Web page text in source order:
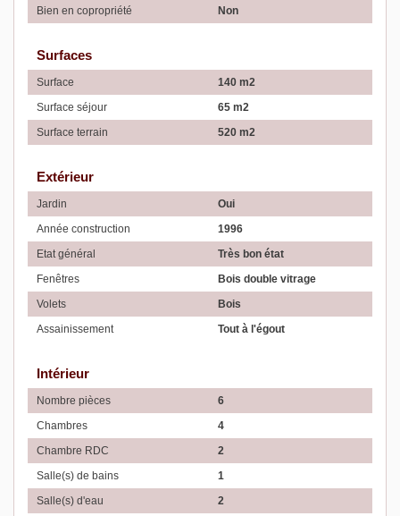
Bien en copropriété Non
Surfaces
Surface
140 m2
Surface séjour
65 m2
Surface terrain
520 m2
Extérieur
Jardin
Oui
Année construction
1996
Etat général
Très bon état
Fenêtres
Bois double vitrage
Volets
Bois
Assainissement
Tout à l'égout
Intérieur
Nombre pièces
6
Chambres
4
Chambre RDC
2
Salle(s) de bains
1
Salle(s) d'eau
2